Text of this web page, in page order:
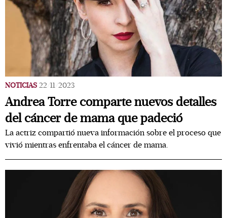
NOTICIAS 22/11/2023
Andrea Torre comparte nuevos detalles
del cáncer de mama que padeció
La actriz compartió nueva información sobre el proceso que
vivió mientras enfrentaba el cáncer de mama.